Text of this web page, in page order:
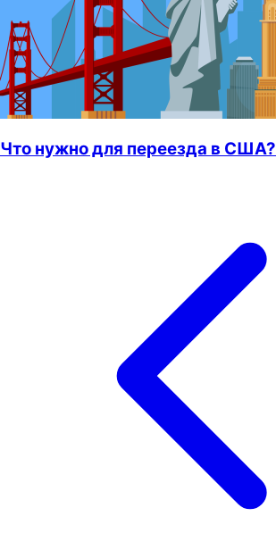
Что нужно для переезда в США?